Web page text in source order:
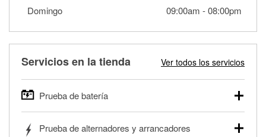
Domingo
09:00am -08:00pm
Servicios en la tienda Ver todos los servicios
Prueba de batería
autos, camionetas, SUVs, vehículos comerciales y
Prueba de alternadores y arrancadores